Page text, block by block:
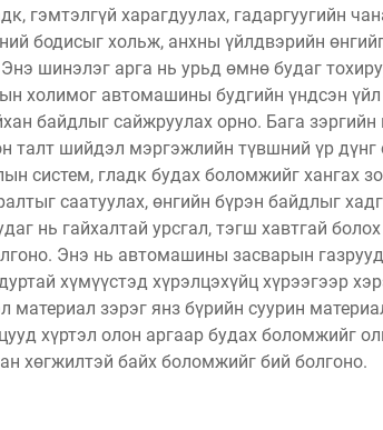
гэмтэлгүй харагдуулах, гадаргуугийн
бодисыг хольж, анхны үйлдвэрийн
шинэлэг арга нь урьд өмнө будаг
холимог автомашины будгийн үндсэн
байдлыг сайжруулах орно. Бага
шийдэл мэргэжлийн түвшний үр дүнг
систем, гладк будах боломжийг хангах
саатуулах, өнгийн бүрэн байдлыг
нь гайхалтай урсгал, тэгш хавтгай
Энэ нь автомашины засварын
хүмүүстэд хүрэлцэхүйц хүрээгээр
материал зэрэг янз бүрийн суурин
хүртэл олон аргаар будах боломжийг
хөгжилтэй байх боломжийг бий болгоно.